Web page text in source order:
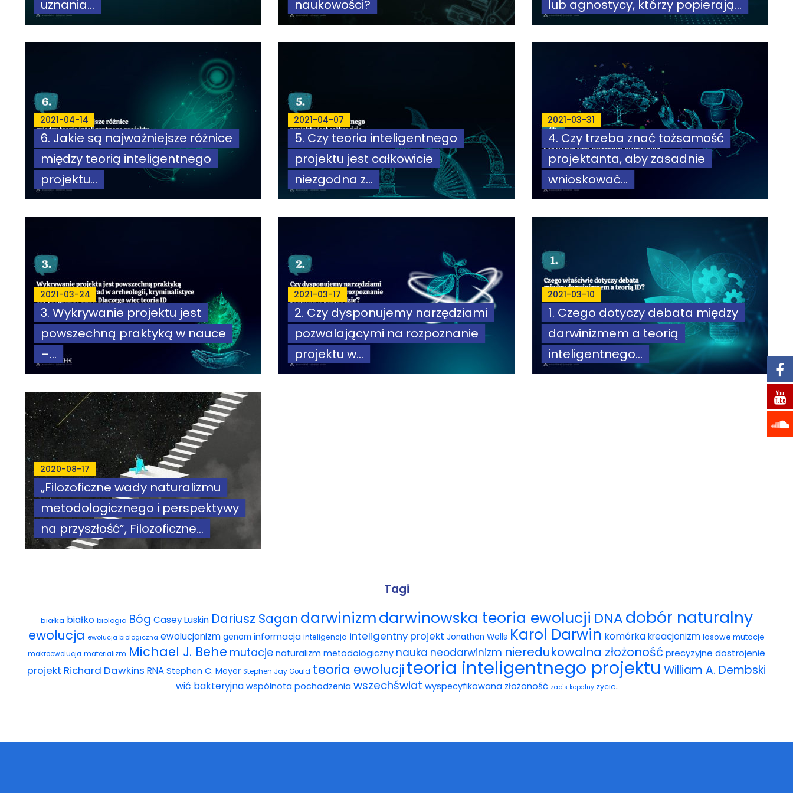
uznania...
naukowości?
lub agnostycy, którzy popierają...
2021-04-14
6. Jakie są najważniejsze różnice
między teorią inteligentnego
projektu...
2021-04-07
5. Czy teoria inteligentnego
projektu jest całkowicie
niezgodna z...
2021-03-31
4. Czy trzeba znać tożsamość
projektanta, aby zasadnie
wnioskować...
2021-03-24
3. Wykrywanie projektu jest
powszechną praktyką w nauce
–...
2021-03-17
2. Czy dysponujemy narzędziami
pozwalającymi na rozpoznanie
projektu w...
2021-03-10
1. Czego dotyczy debata między
darwinizmem a teorią
inteligentnego...
2020-08-17
„Filozoficzne wady naturalizmu
metodologicznego i perspektywy
na przyszłość”, Filozoficzne...
Tagi
białka białko biologia Bóg Casey Luskin Dariusz Sagan darwinizmdarwinowska teoria ewolucji DNAdobór naturalny
ewolucja ewolucja biologiczna ewolucjonizm genom informacja inteligencja inteligentny projekt Jonathan Wells Karol Darwin komórkakreacjonizm losowe mutacje
makroewolucja materializm Michael J. Behe mutacje naturalizm metodologiczny nauka neodarwinizm nieredukowalna złożonośćprecyzyjne dostrojenie
projekt Richard Dawkins RNA Stephen C. Meyer Stephen Jay Gould teoria ewolucji teoria inteligentnego projektu William A. Dembski
wić bakteryjna wspólnota pochodzenia wszechświat wyspecyfikowana złożoność zapis kopalny życie.